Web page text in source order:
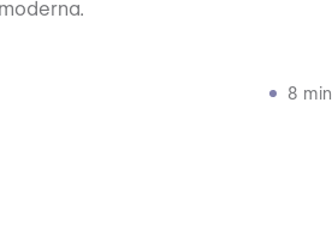
8 min